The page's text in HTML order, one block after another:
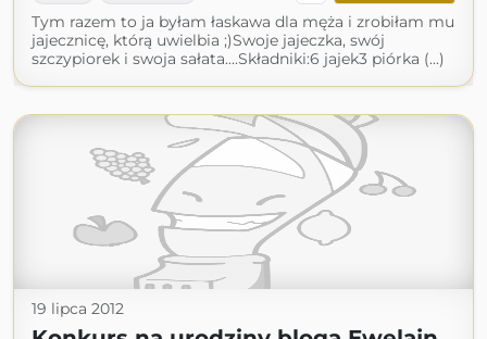
Tym razem to ja byłam łaskawa dla męża i zrobiłam mu
jajecznicę, którą uwielbia ;)Swoje jajeczka, swój
szczypiorek i swoja sałata....Składniki:6 jajek3 piórka (...)
19 lipca 2012